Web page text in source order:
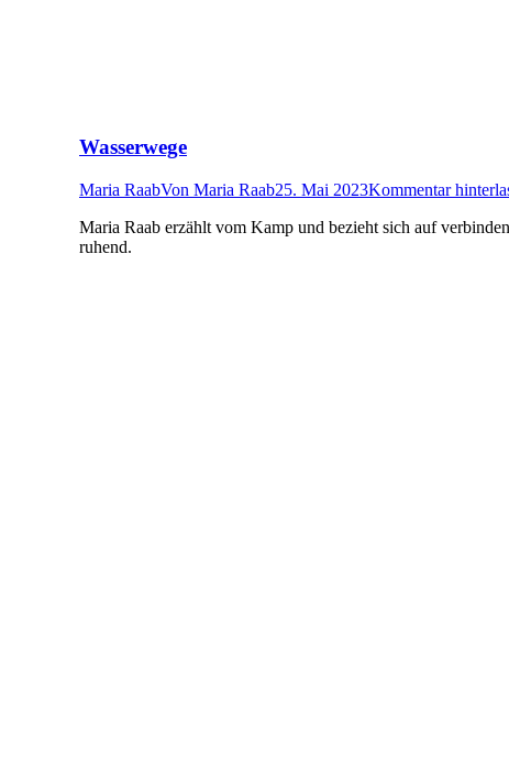
Wasserwege
Maria RaabVon Maria Raab25. Mai 2023Kommentar
Maria Raab erzählt vom Kamp und bezieht sich auf
ruhend.